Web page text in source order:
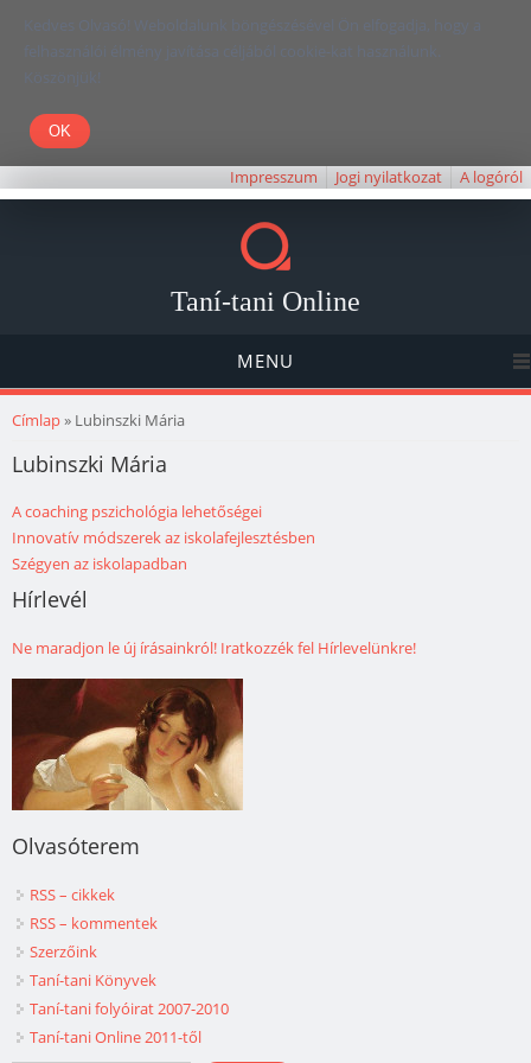
Kedves Olvasó! Weboldalunk böngészésével Ön elfogadja, hogy a
felhasználói élmény javítása céljából cookie-kat használunk.
Köszönjük!
Impresszum Jogi nyilatkozat A logóról
Taní-tani Online
MENU
Jelenlegi hely
Címlap» Lubinszki Mária
Lubinszki Mária
A coaching pszichológia lehetőségei
Innovatív módszerek az iskolafejlesztésben
Szégyen az iskolapadban
Hírlevél
Ne maradjon le új írásainkról! Iratkozzék fel Hírlevelünkre!
Olvasóterem
RSS – cikkek
RSS – kommentek
Szerzőink
Taní-tani Könyvek
Taní-tani folyóirat 2007-2010
Taní-tani Online 2011-től